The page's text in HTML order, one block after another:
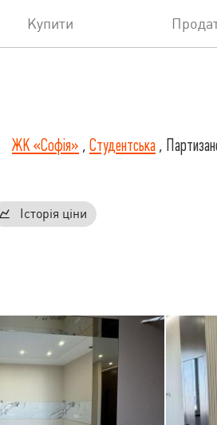
Купити
ЖК «Софія» , Студентська ,
Історія ціни